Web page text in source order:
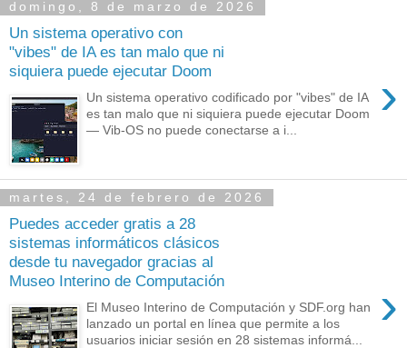
domingo, 8 de marzo de 2026
Un sistema operativo con
"vibes" de IA es tan malo que ni
siquiera puede ejecutar Doom
›
Un sistema operativo codificado por "vibes" de IA
es tan malo que ni siquiera puede ejecutar Doom
— Vib-OS no puede conectarse a i...
martes, 24 de febrero de 2026
Puedes acceder gratis a 28
sistemas informáticos clásicos
desde tu navegador gracias al
Museo Interino de Computación
›
El Museo Interino de Computación y SDF.org han
lanzado un portal en línea que permite a los
usuarios iniciar sesión en 28 sistemas informá...